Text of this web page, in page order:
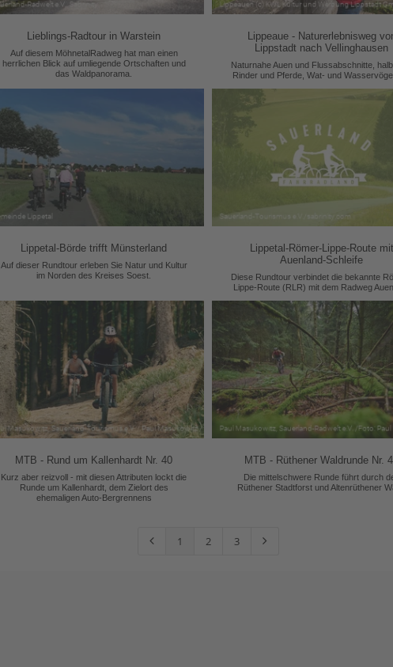
Lieblings-Radtour in Warstein
Auf diesem MöhnetalRadweg hat man einen
herrlichen Blick auf umliegende Ortschaften und
das Waldpanorama.
Lippeaue - Naturerlebnisweg
Lippstadt nach Vellinghausen
Naturnahe Auen und Flussabschnitte,
Rinder und Pferde, Wat- und
Lippetal-Börde trifft Münsterland
Auf dieser Rundtour erleben Sie Natur und Kultur
im Norden des Kreises Soest.
Lippetal-Römer-Lippe-Route mit
Auenland-Schleife
Diese Rundtour verbindet die bekannte
Lippe-Route (RLR) mit dem Radweg
Auenland-Schleife“.
MTB - Rund um Kallenhardt Nr. 40
Kurz aber reizvoll - mit diesen Attributen lockt die
Runde um Kallenhardt, dem Zielort des
ehemaligen Auto-Bergrennens
MTB - Rüthener Waldrunde Nr.
Die mittelschwere Runde führt durch
Rüthener Stadtforst und Altenrüthener
1 2 3